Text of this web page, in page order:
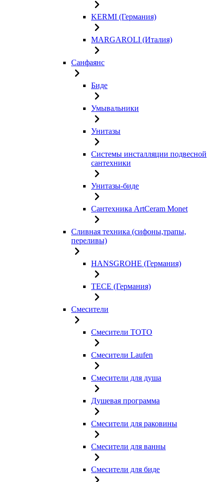
KERMI (Германия)
MARGAROLI (Италия)
Санфаянс
Биде
Умывальники
Унитазы
Системы инсталляции подвесной
сантехники
Унитазы-биде
Сантехника ArtCeram Monet
Сливная техника (сифоны,трапы,
переливы)
HANSGROHE (Германия)
TECE (Германия)
Смесители
Смесители TOTO
Смесители Laufen
Смесители для душа
Душевая программа
Смесители для раковины
Смесители для ванны
Смесители для биде